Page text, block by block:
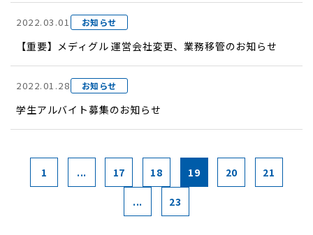
2022.03.01 お知らせ
【重要】メディグル 運営会社変更、業務移管のお知らせ
2022.01.28 お知らせ
学生アルバイト募集のお知らせ
1 ... 17 18 19 20 21
... 23